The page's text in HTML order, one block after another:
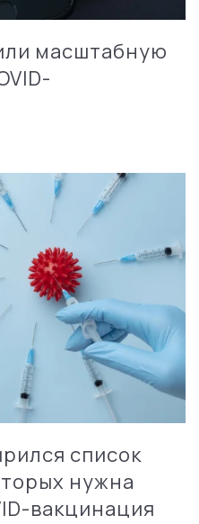
масштабную
список
нужна
вакцинация